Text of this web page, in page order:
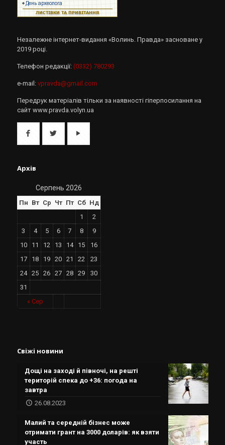
Незалежне інтернет-видання «Волинь. Правда» засноване у
2019 році.
Телефон редакції: (0332) 780293
e-mail: vpravda@gmail.com
Передрук матеріалів тільки за наявності гіперпосилання на
сайт www.pravda.volyn.ua
Архів
Серпень 2026
Пн Вт Ср Чт Пт Сб Нд
« Сер
1
2
3
4 5 6 7 8
9
10
11 12 13 14 15
16
17
18 19 20 21 22
23
24
25 26 27 28 29
30
31
Свіжі новини
Дощі на заході й півночі, на решті
територій спека до +36: погода на
завтра
26.08.2023
Малий та середній бізнес може
отримати грант на 3000 доларів: як взяти
участь